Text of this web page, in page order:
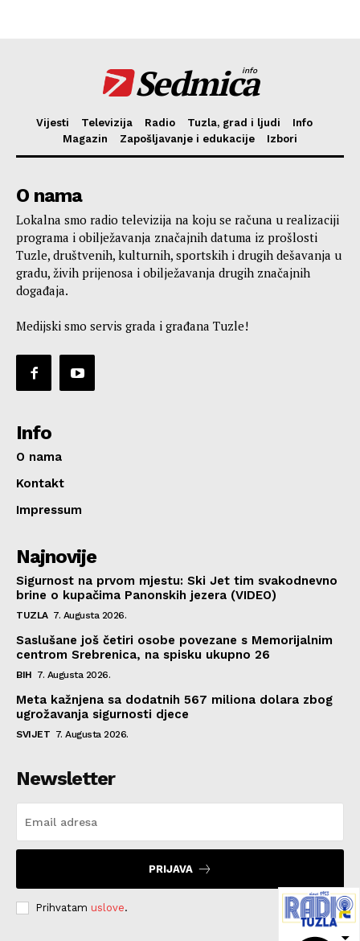
Sedmica
info
Vijesti Televizija Radio Tuzla, grad i ljudi
Info
Magazin
Zapošljavanje i edukacije Izbori
O nama
Lokalna smo radio televizija na koju se računa u realizaciji
programa i obilježavanja značajnih datuma iz prošlosti
Tuzle, društvenih, kulturnih, sportskih i drugih dešavanja u
gradu, živih prijenosa i obilježavanja drugih značajnih
događaja.
Medijski smo servis grada i građana Tuzle!
Info
O nama
Kontakt
Impressum
Najnovije
Sigurnost na prvom mjestu: Ski Jet tim svakodnevno
brine o kupačima Panonskih jezera (VIDEO)
TUZLA 7. Augusta 2026.
Saslušane još četiri osobe povezane s Memorijalnim
centrom Srebrenica, na spisku ukupno 26
BIH 7. Augusta 2026.
Meta kažnjena sa dodatnih 567 miliona dolara zbog
ugrožavanja sigurnosti djece
SVIJET 7. Augusta 2026.
Newsletter
PRIJAVA
Prihvatam uslove.